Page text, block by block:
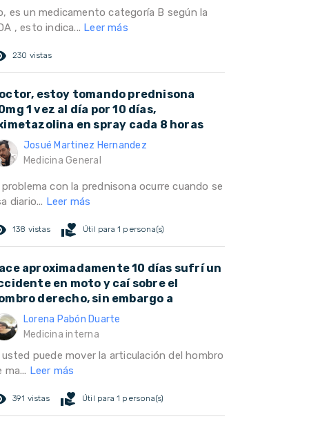
es un medicamento categoría B según la
, esto indica... Leer más
230 vistas
estoy tomando prednisona
1 vez al día por 10 días,
en spray cada 8 horas
Josué Martinez Hernandez
Medicina General
problema con la prednisona ocurre cuando se
diario... Leer más
138 vistas volunteer_activism Útil para 1 persona(s)
aproximadamente 10 días sufrí un
en moto y caí sobre el
derecho, sin embargo a
Lorena Pabón Duarte
Medicina interna
usted puede mover la articulación del hombro
ma... Leer más
391 vistas volunteer_activism Útil para 1 persona(s)